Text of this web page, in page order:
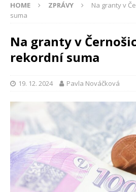
HOME ZPRÁVY
Na granty v
suma
Na granty v
rekordní suma
19. 12. 2024 Pavla Nováčková